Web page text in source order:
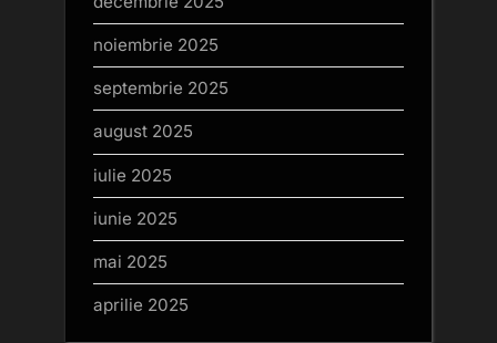
noiembrie 2025
septembrie 2025
august 2025
iulie 2025
iunie 2025
mai 2025
aprilie 2025